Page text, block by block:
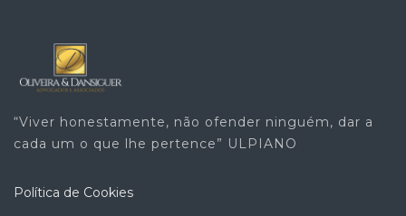
“Viver honestamente, não ofender ninguém, dar a
cada um o que lhe pertence” ULPIANO
Política de Cookies